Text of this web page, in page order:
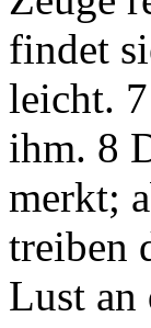
findet
leicht.
ihm. 8
merkt;
treiben
Lust an